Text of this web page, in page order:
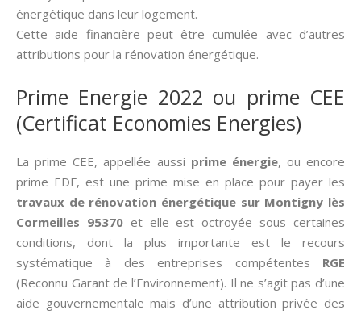
énergétique dans leur logement.
Cette aide financière peut être cumulée avec d’autres
attributions pour la rénovation énergétique.
Prime Energie 2022 ou prime CEE
(Certificat Economies Energies)
La prime CEE, appellée aussi­ prime énergie, ou encore
prime EDF, est une prime mise en place pour payer les
travaux de rénovation énergétique sur Montigny lès
Cormeilles 95370et elle est octroyée sous certaines
conditions, dont la plus importante est le recours
systématique à des entreprises compétentes RGE
(Reconnu Garant de l’Environnement). Il ne s’agit pas d’une
aide gouvernementale mais d’une attribution privée des